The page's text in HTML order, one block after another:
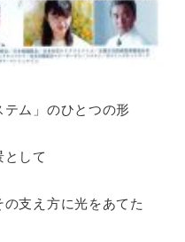
ム」のひとつの形
として
支え方に光をあてた